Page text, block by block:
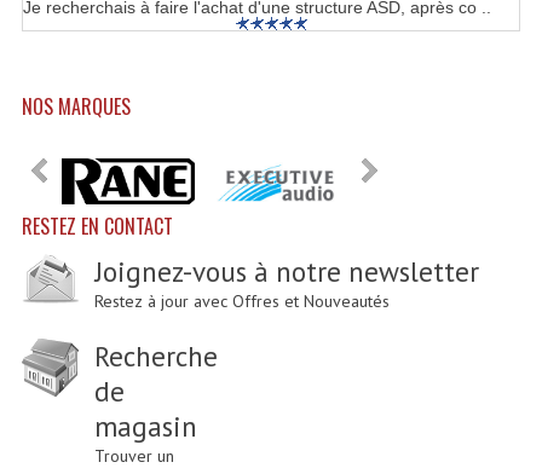
Monotubes Et Angles 50mm
Pieds De Levage
Structure Echelle 290 Asd
Je recherchais à faire l'achat d'une structure ASD, après co ..
NOS MARQUES
RESTEZ EN CONTACT
Joignez-vous à notre newsletter
Restez à jour avec Offres et Nouveautés
Recherche
de
magasin
Trouver un